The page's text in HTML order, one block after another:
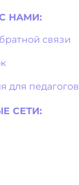
НAМИ:
связи
для педагогов
СЕТИ: